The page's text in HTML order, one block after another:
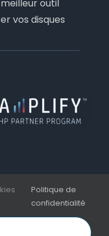
outil
vos disques
Politique de
confidentialité